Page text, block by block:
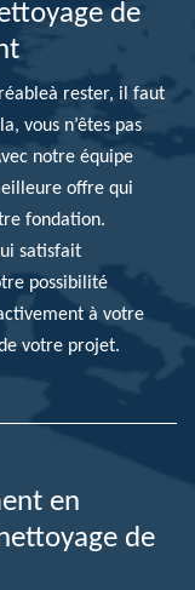
de
rester, il faut
vous n’êtes pas
notre équipe
offre qui
fondation.
satisfait
possibilité
à votre
votre projet.
en
de